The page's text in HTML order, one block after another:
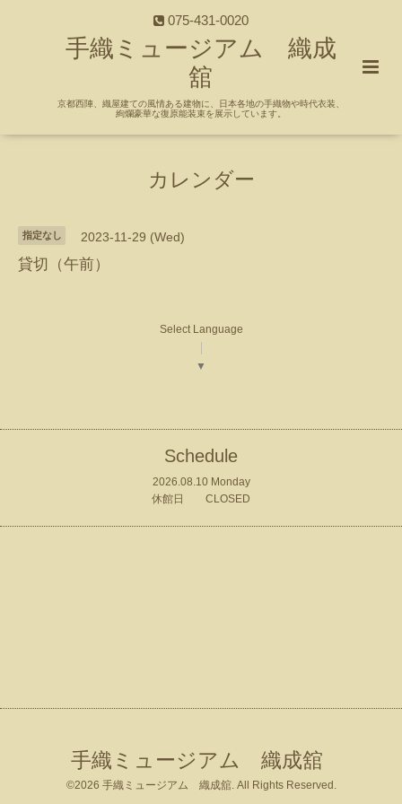
075-431-0020
手織ミュージアム 織成
舘
京都西陣、織屋建ての風情ある建物に、日本各地の手織物や時代衣装、
絢爛豪華な復原能装束を展示しています。
カレンダー
指定なし 2023-11-29 (Wed)
貸切（午前）
Select Language
▼
Schedule
2026.08.10 Monday
休館日 CLOSED
手織ミュージアム 織成舘
©2026 手織ミュージアム 織成舘. All Rights Reserved.